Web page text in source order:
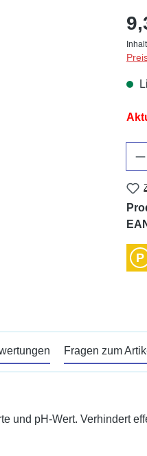
P
Fragen zum
und pH-Wert. Verhindert